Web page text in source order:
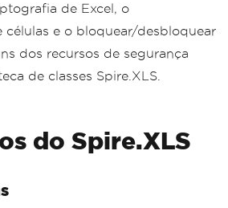
de Excel, o
células e o bloquear/desbloquear
dos recursos de segurança
de classes Spire.XLS.
do Spire.XLS